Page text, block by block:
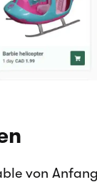
von